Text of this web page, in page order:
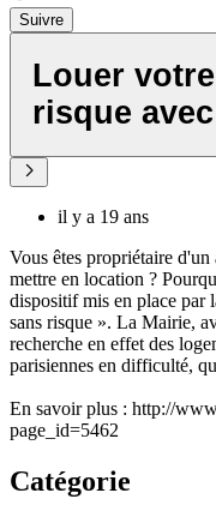
Suivre
Louer
risque
il y a 19 ans
Vous êtes propriétaire
mettre en location ?
dispositif mis en place par
sans risque ». La Mairie,
recherche en effet des
parisiennes en difficulté,
En savoir plus : http://
page_id=5462
Catégorie